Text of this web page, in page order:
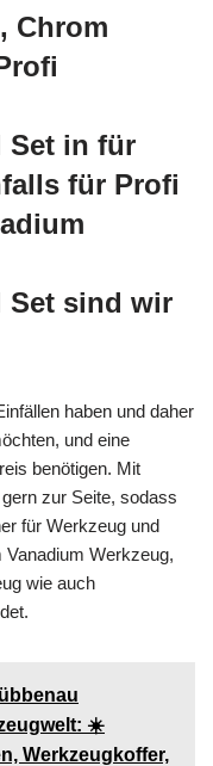
Chrom
Set in für
für Profi
Set sind wir
haben und daher
und eine
benötigen. Mit
zur Seite, sodass
für Werkzeug und
Werkzeug,
wie auch
☀️
Werkzeugkoffer,